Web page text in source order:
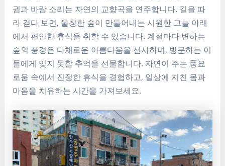
귐과 바람 소리는 자연의 교향곡을 연주합니다. 길을 따
라 걷다 보면, 울창한 숲이 만들어내는 시원한 그늘 아래
에서 편안한 휴식을 취할 수 있습니다. 계절마다 변하는
숲의 풍경은 다채로운 아름다움을 선사하며, 방문하는 이
들에게 잊지 못할 추억을 선물합니다. 자연이 주는 풍요
로움 속에서 진정한 휴식을 경험하고, 일상에 지친 몸과
마음을 치유하는 시간을 가져보세요.